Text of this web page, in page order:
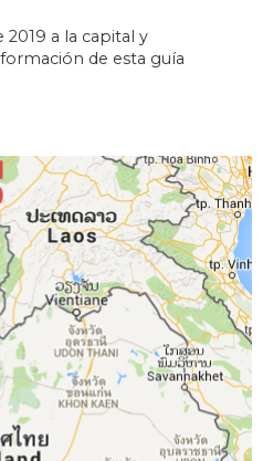
a la capital y
de esta guía